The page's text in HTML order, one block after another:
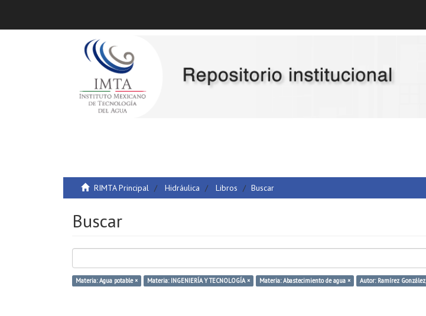
RIMTA Principal Hidráulica Libros Buscar
Buscar
Materia: Agua potable × Materia: INGENIERÍA Y TECNOLOGÍA × Materia: Abastecimiento de agua × Autor: Ramírez